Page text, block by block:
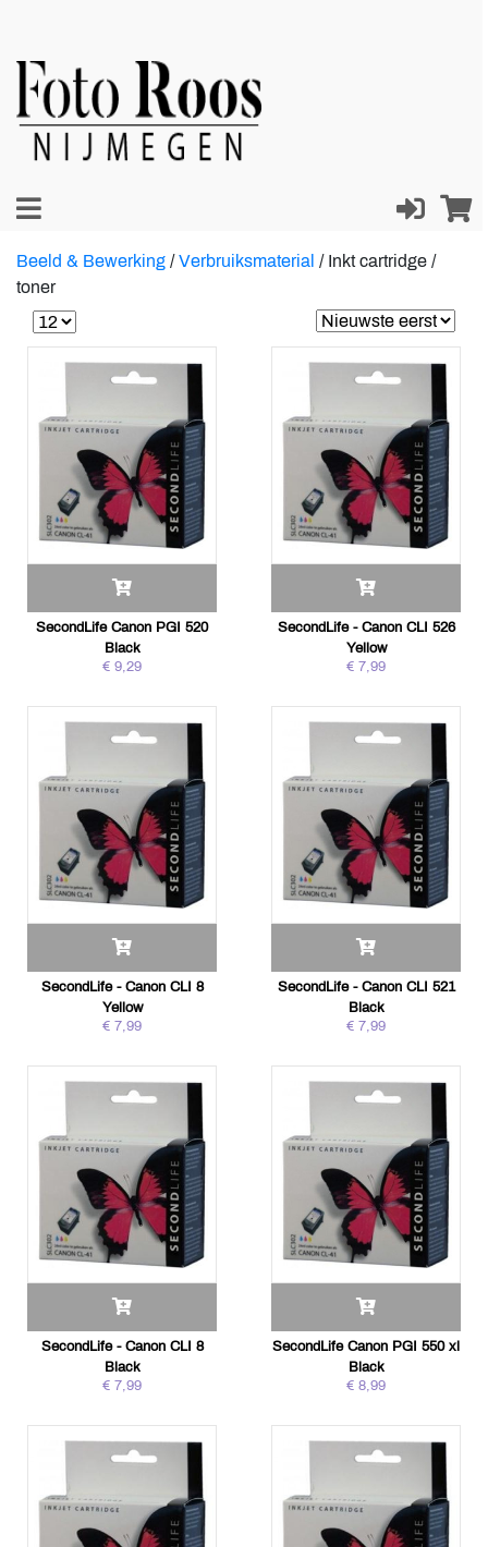
Beeld & Bewerking / Verbruiksmaterial /Inkt cartridge /
toner
SecondLife Canon PGI 520
Black
€ 9,29
SecondLife - Canon CLI 526
Yellow
€ 7,99
SecondLife - Canon CLI 8
Yellow
€ 7,99
SecondLife - Canon CLI 521
Black
€ 7,99
SecondLife - Canon CLI 8
Black
€ 7,99
SecondLife Canon PGI 550 xl
Black
€ 8,99